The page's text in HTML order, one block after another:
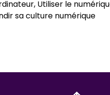
Utiliser le
sa culture numérique